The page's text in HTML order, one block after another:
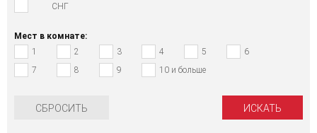
СНГ
Мест в комнате:
1
2 3 4 5
6
7
8 9 10 и больше
СБРОСИТЬ